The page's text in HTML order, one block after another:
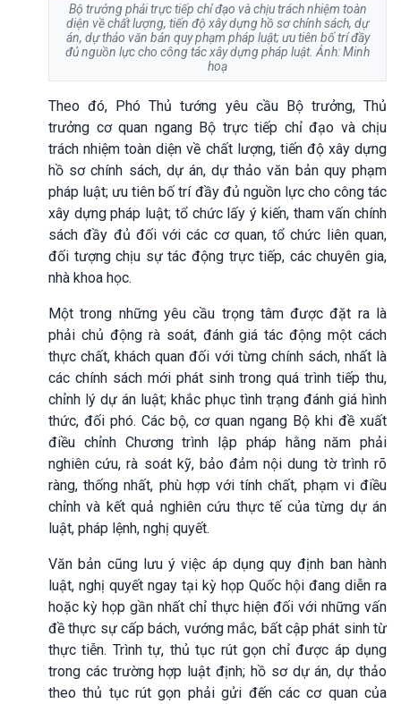
Bộ trưởng phải trực tiếp chỉ đạo và chịu trách nhiệm toàn
diện về chất lượng, tiến độ xây dựng hồ sơ chính sách, dự
án, dự thảo văn bản quy phạm pháp luật; ưu tiên bố trí đầy
đủ nguồn lực cho công tác xây dựng pháp luật. Ảnh: Minh
hoạ
Theo đó, Phó Thủ tướng yêu cầu Bộ trưởng, Thủ
trưởng cơ quan ngang Bộ trực tiếp chỉ đạo và chịu
trách nhiệm toàn diện về chất lượng, tiến độ xây dựng
hồ sơ chính sách, dự án, dự thảo văn bản quy phạm
pháp luật; ưu tiên bố trí đầy đủ nguồn lực cho công tác
xây dựng pháp luật; tổ chức lấy ý kiến, tham vấn chính
sách đầy đủ đối với các cơ quan, tổ chức liên quan,
đối tượng chịu sự tác động trực tiếp, các chuyên gia,
nhà khoa học.
Một trong những yêu cầu trọng tâm được đặt ra là
phải chủ động rà soát, đánh giá tác động một cách
thực chất, khách quan đối với từng chính sách, nhất là
các chính sách mới phát sinh trong quá trình tiếp thu,
chỉnh lý dự án luật; khắc phục tình trạng đánh giá hình
thức, đối phó. Các bộ, cơ quan ngang Bộ khi đề xuất
điều chỉnh Chương trình lập pháp hằng năm phải
nghiên cứu, rà soát kỹ, bảo đảm nội dung tờ trình rõ
ràng, thống nhất, phù hợp với tính chất, phạm vi điều
chỉnh và kết quả nghiên cứu thực tế của từng dự án
luật, pháp lệnh, nghị quyết.
Văn bản cũng lưu ý việc áp dụng quy định ban hành
luật, nghị quyết ngay tại kỳ họp Quốc hội đang diễn ra
hoặc kỳ họp gần nhất chỉ thực hiện đối với những vấn
đề thực sự cấp bách, vướng mắc, bất cập phát sinh từ
thực tiễn. Trình tự, thủ tục rút gọn chỉ được áp dụng
trong các trường hợp luật định; hồ sơ dự án, dự thảo
theo thủ tục rút gọn phải gửi đến các cơ quan của